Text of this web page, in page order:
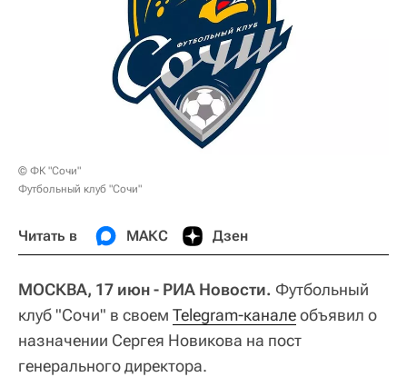
© ФК "Сочи"
Футбольный клуб "Сочи"
Читать в МАКС Дзен
МОСКВА, 17 июн - РИА Новости. Футбольный
клуб "Сочи" в своем Telegram-каналеобъявил о
назначении Сергея Новикова на пост
генерального директора.